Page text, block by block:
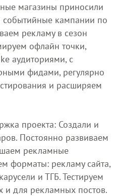
магазины приносили
кампании по
рекламу в сезон
офлайн точки,
аудиториями, с
фидами, регулярно
и расширяем
проекта: Создали и
Постоянно развиваем
рекламные
форматы: рекламу сайта,
и ТГБ. Тестируем
и для рекламных постов.